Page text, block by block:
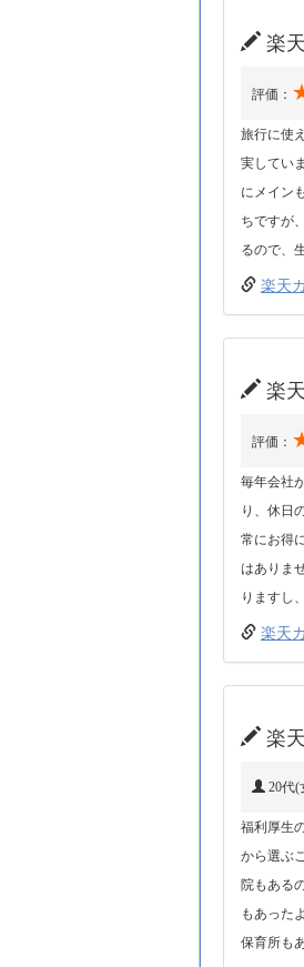
楽
評価：
旅行に使
実してい
にメイン
ちですが
るので、
楽天
楽
評価：
毎年会社
り、休日
常にお得
はありま
りますし
楽天
楽
20代(
福利厚生
から選ぶ
院もある
もあった
保育所も